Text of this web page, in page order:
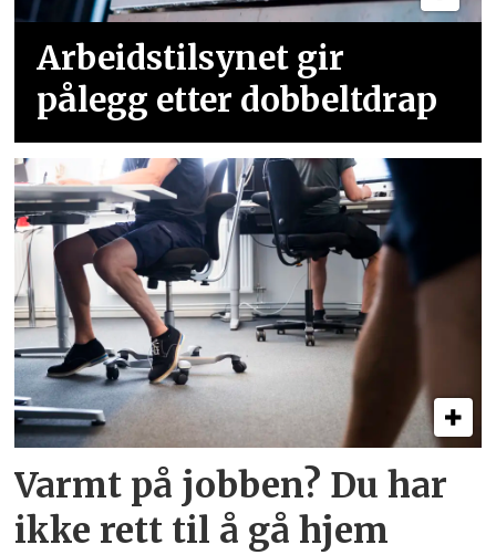
Arbeidstilsynet gir
pålegg etter dobbeltdrap
Varmt på jobben? Du har
ikke rett til å gå hjem